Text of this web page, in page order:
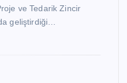
ve Tedarik Zincir
geliştirdiği…